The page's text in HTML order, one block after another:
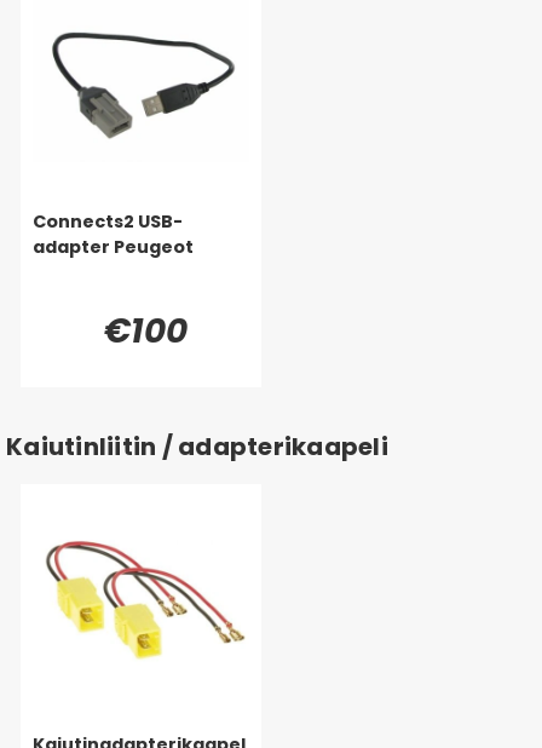
Connects2 USB-
adapter Peugeot
€100
Kaiutinliitin / adapterikaapeli